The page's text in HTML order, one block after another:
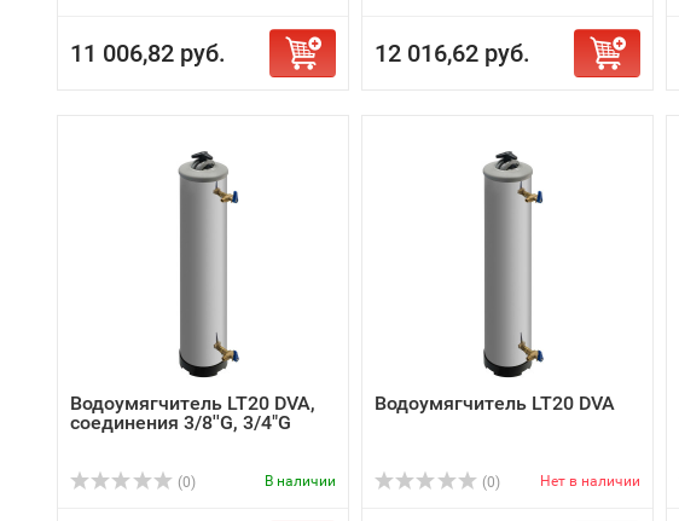
11 006,82 руб. 12 016,62 руб.
Водоумягчитель LT20 DVA,
соединения 3/8''G, 3/4"G
(0) В наличии
Водоумягчитель LT20 DVA
(0) Нет в наличии